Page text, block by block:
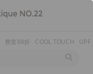
整套88折 COOL TOUCH